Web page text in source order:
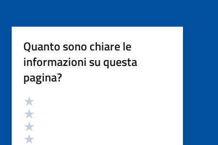
Quanto sono chiare le
informazioni su questa
pagina?
Valutazione